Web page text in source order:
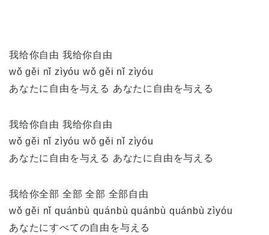
我给你自由 我给你自由
wǒgěi nǐ zìyóu wǒ gěi nǐ zìyóu
あなたに自由を与える あなたに自由を与える
我给你自由 我给你自由
wǒgěi nǐ zìyóu wǒ gěi nǐ zìyóu
あなたに自由を与える あなたに自由を与える
我给你全部 全部 全部 全部自由
wǒgěi nǐquán bù quánbù quánbù quánbù zìyóu
あなたにすべての自由を与える